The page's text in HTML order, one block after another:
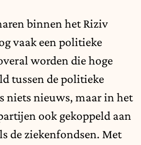
binnen het Riziv
vaak een politieke
worden die hoge
tussen de politieke
niets nieuws, maar in het
ook gekoppeld aan
de ziekenfondsen. Met